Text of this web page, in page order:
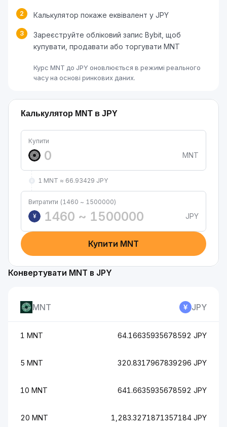
2 Калькулятор покаже еквівалент у JPY
3
Зареєструйте обліковий запис Bybit, щоб
купувати, продавати або торгувати MNT
Курс MNT до JPY оновлюється в режимі реального
часу на основі ринкових даних.
Калькулятор MNT в JPY
Купити
MNT
1 MNT ≈ 66.93429 JPY
Витратити (1460 ~ 1500000)
¥
JPY
Купити MNT
Конвертувати MNT в JPY
MNT JPY
1 MNT 64.16635935678592 JPY
5 MNT 320.8317967839296 JPY
10 MNT 641.6635935678592 JPY
20 MNT 1,283.3271871357184 JPY